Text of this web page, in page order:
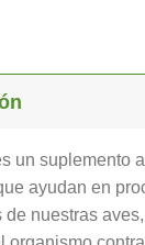
un suplemento
ayudan en
de nuestras